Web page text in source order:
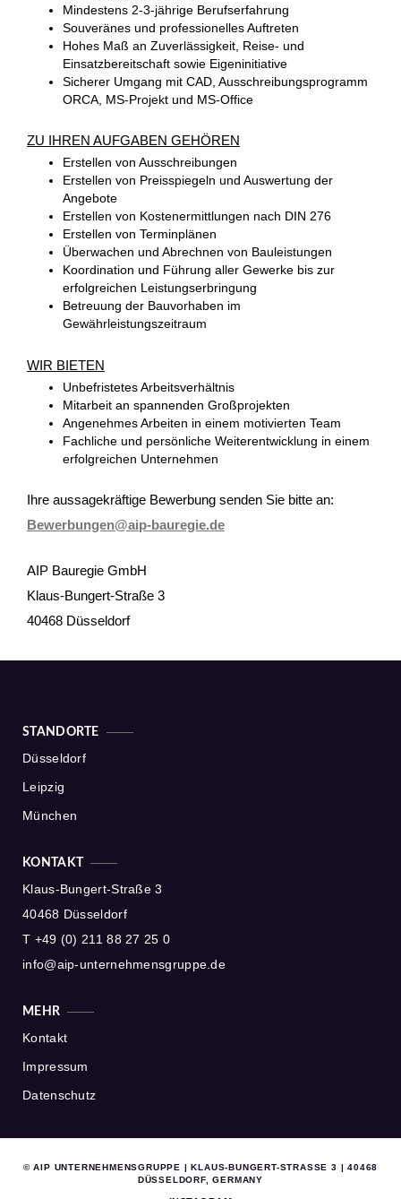
Mindestens 2-3-jährige Berufserfahrung
Souveränes und professionelles Auftreten
Hohes Maß an Zuverlässigkeit, Reise- und
Einsatzbereitschaft sowie Eigeninitiative
Sicherer Umgang mit CAD, Ausschreibungsprogramm
ORCA, MS-Projekt und MS-Office
ZU IHREN AUFGABEN GEHÖREN
Erstellen von Ausschreibungen
Erstellen von Preisspiegeln und Auswertung der
Angebote
Erstellen von Kostenermittlungen nach DIN 276
Erstellen von Terminplänen
Überwachen und Abrechnen von Bauleistungen
Koordination und Führung aller Gewerke bis zur
erfolgreichen Leistungserbringung
Betreuung der Bauvorhaben im
Gewährleistungszeitraum
WIR BIETEN
Unbefristetes Arbeitsverhältnis
Mitarbeit an spannenden Großprojekten
Angenehmes Arbeiten in einem motivierten Team
Fachliche und persönliche Weiterentwicklung in einem
erfolgreichen Unternehmen
Ihre aussagekräftige Bewerbung senden Sie bitte an:
Bewerbungen@aip-bauregie.de
AIP Bauregie GmbH
Klaus-Bungert-Straße 3
40468 Düsseldorf
STANDORTE
Düsseldorf
Leipzig
München
KONTAKT
Klaus-Bungert-Straße 3
40468 Düsseldorf
T +49 (0) 211 88 27 25 0
info@aip-unternehmensgruppe.de
MEHR
Kontakt
Impressum
Datenschutz
© AIP UNTERNEHMENSGRUPPE | KLAUS-BUNGERT-STRASSE 3 | 40468 D
ÜSSELDORF, GERMANY